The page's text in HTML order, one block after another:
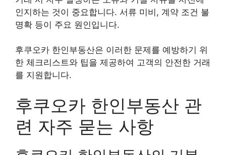
인지하는 것이 중요합니다. 서류 미비, 계약 조건 불
명확 등이 주요 원인입니다.
후쿠오카 한인부동산은 이러한 문제를 예방하기 위
한 체크리스트와 팁을 제공하여 고객의 안전한 거래
를 지원합니다.
후쿠오카 한인부동산 관
련 자주 묻는 사항